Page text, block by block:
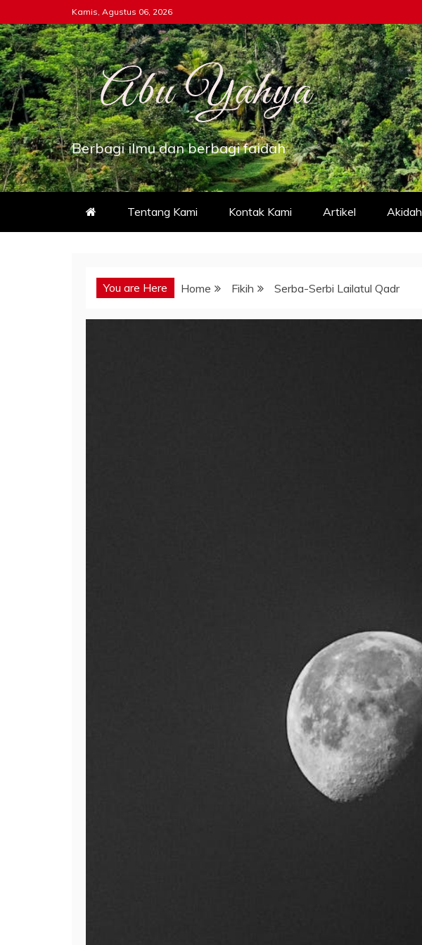
to
content
Kamis, Agustus 06, 2026
Berbagi ilmu dan berbagi faidah
Tentang Kami Kontak Kami Artikel Akidah
You are Here Home Fikih Serba-Serbi Lailatul Qadr